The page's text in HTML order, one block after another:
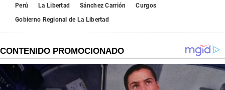
Perú La Libertad Sánchez Carrión
Curgos
Gobierno Regional de La Libertad